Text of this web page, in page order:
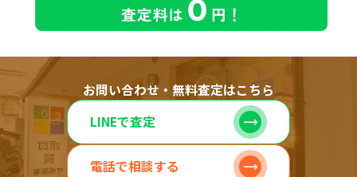
お問い合わせ・無料査定はこちら
LINEで査定
電話で相談する